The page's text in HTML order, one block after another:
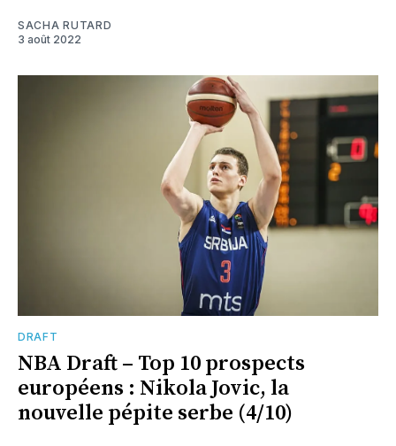
SACHA RUTARD
3 août 2022
DRAFT
NBA Draft – Top 10 prospects
européens : Nikola Jovic, la
nouvelle pépite serbe (4/10)